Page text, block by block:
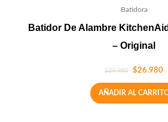
Batidora
Batidor De Alambre
– Original
$29.980 $26.980
AÑADIR AL